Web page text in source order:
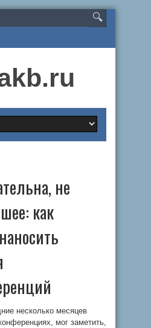
не
как
несколько месяцев
мог заметить,